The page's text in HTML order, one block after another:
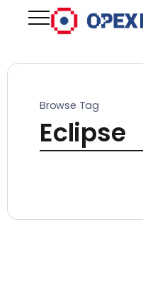
Browse Tag
Eclipse